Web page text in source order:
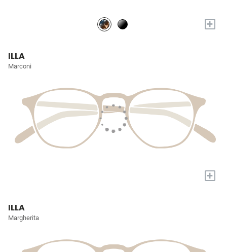
+
ILLA
Marconi
+
ILLA
Margherita